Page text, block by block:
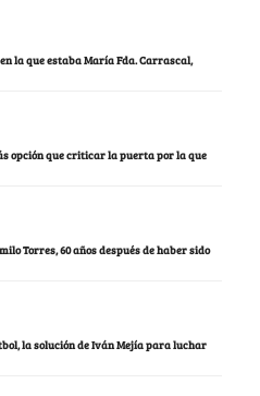
la que estaba María Fda. Carrascal,
opción que criticar la puerta por la que
Torres, 60 años después de haber sido
la solución de Iván Mejía para luchar